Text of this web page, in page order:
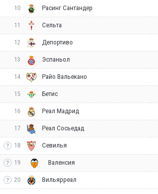
10 Расинг Сантандер
11 Сельта
12 Депортиво
13 Эспаньол
14 Райо Вальекано
15 Бетис
16 Реал Мадрид
17 Реал Сосьедад
18 Севилья
19 Валенсия
20 Вильярреал